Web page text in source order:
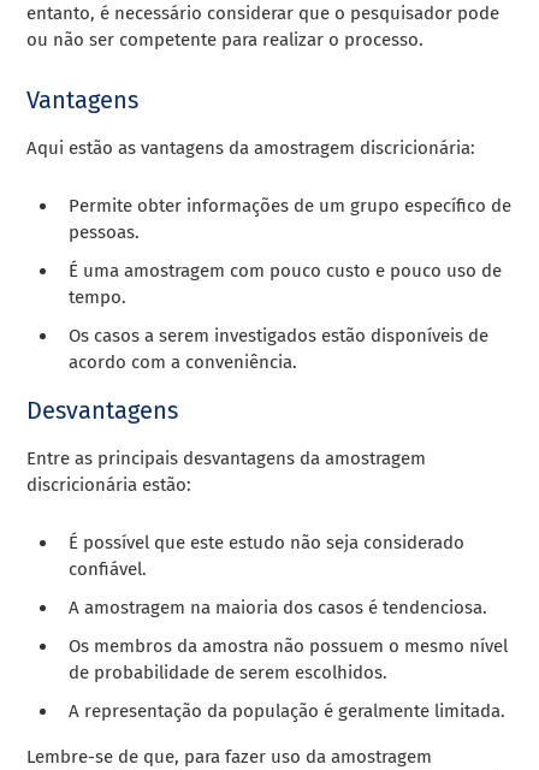
entanto, é necessário considerar que o pesquisador pode
ou não ser competente para realizar o processo.
Vantagens
Aqui estão as vantagens da amostragem discricionária:
Permite obter informações de um grupo específico de
pessoas.
É uma amostragem com pouco custo e pouco uso de
tempo.
Os casos a serem investigados estão disponíveis de
acordo com a conveniência.
Desvantagens
Entre as principais desvantagens da amostragem
discricionária estão:
É possível que este estudo não seja considerado
confiável.
A amostragem na maioria dos casos é tendenciosa.
Os membros da amostra não possuem o mesmo nível
de probabilidade de serem escolhidos.
A representação da população é geralmente limitada.
Lembre-se de que, para fazer uso da amostragem